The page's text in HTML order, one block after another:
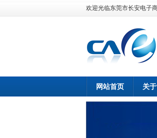
欢迎光临东莞市长安电子
网站首页 关